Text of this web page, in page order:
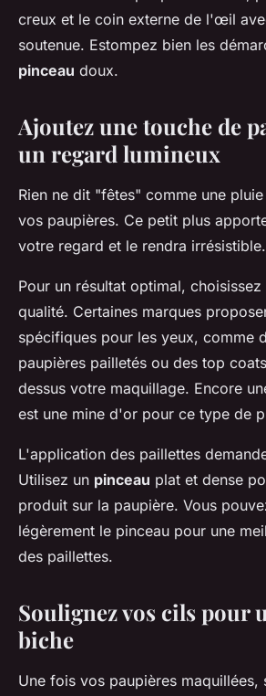
creux et le coin externe de l'œil
soutenue. Estompez bien les
pinceau doux.
Ajoutez une touche de
un regard lumineux
Rien ne dit "fêtes" comme une
vos paupières. Ce petit plus
votre regard et le rendra irrésistible.
Pour un résultat optimal,
qualité. Certaines marques
spécifiques pour les yeux, comme
paupières pailletés ou des top
dessus votre maquillage. Encore
est une mine d'or pour ce type de
L'application des paillettes
Utilisez un pinceau plat et dense
produit sur la paupière. Vous
légèrement le pinceau pour une
des paillettes.
Soulignez vos cils pour
biche
Une fois vos paupières maquillées,